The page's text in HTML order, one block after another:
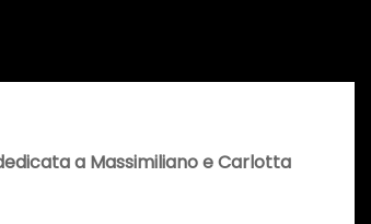
a Massimiliano e Carlotta